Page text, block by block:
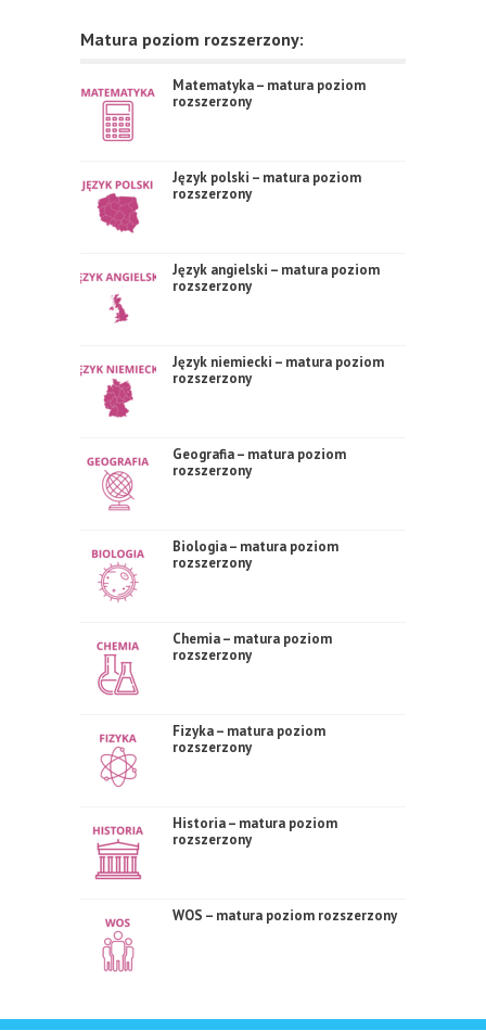
Matura poziom rozszerzony:
Matematyka – matura poziom
rozszerzony
Język polski – matura poziom
rozszerzony
Język angielski – matura poziom
rozszerzony
Język niemiecki – matura poziom
rozszerzony
Geografia – matura poziom
rozszerzony
Biologia – matura poziom
rozszerzony
Chemia – matura poziom
rozszerzony
Fizyka – matura poziom
rozszerzony
Historia – matura poziom
rozszerzony
WOS – matura poziom rozszerzony